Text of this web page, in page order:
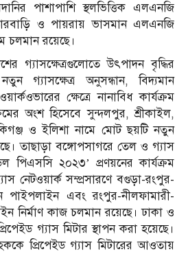
পাশাপাশি স্থলভিত্তিক এলএনজি
ও পায়রায় ভাসমান এলএনজি
চলমান রয়েছে।
গ্যাসক্ষেত্রগুলোতে উৎপাদন বৃদ্ধির
গ্যাসক্ষেত্র অনুসন্ধান, বিদ্যমান
ক্ষেত্রে নানাবিধ কার্যক্রম
অংশ হিসেবে সুন্দলপুর, শ্রীকাইল,
ও ইলিশা নামে মোট ছয়টি নতুন
তাছাড়া বঙ্গোপসাগরে তেল ও গ্যাস
পিএসসি ২০২৩’ প্রণয়নের কার্যক্রম
নেটওয়ার্ক সম্প্রসারণে বগুড়া-রংপুর-
পাইপলাইন এবং রংপুর-নীলফামারী-
নির্মাণ কাজ চলমান রয়েছে। ঢাকা ও
গ্যাস মিটার স্থাপন করা হয়েছে।
প্রিপেইড গ্যাস মিটারের আওতায়